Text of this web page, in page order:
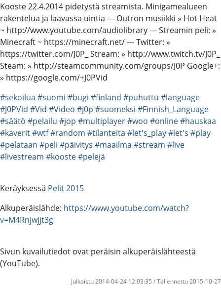
Kooste 22.4.2014 pidetystä streamista. Minigamealueen
rakentelua ja laavassa uintia --- Outron musiikki » Hot Heat
~ http://www.youtube.com/audiolibrary --- Streamin peli: »
Minecraft ~ https://minecraft.net/ --- Twitter: »
https://twitter.com/J0P_ Stream: » http://www.twitch.tv/J0P_
Steam: » http://steamcommunity.com/groups/J0P Google+:
» https://google.com/+J0PVid
#sekoilua #suomi #bugi #finland #puhuttu #language
#J0PVid #Vid #Video #j0p #suomeksi #Finnish_Language
#säätö #pelailu #jop #multiplayer#woo #online#hauskaa
#kaverit#wtf#random #tilanteita #let's_play#let's #play
#pelataan #peli #päivitys #maailma #stream #live
#livestream #kooste#pelejä
Keräyksessä Pelit 2015
Alkuperäislähde: https://www.youtube.com/watch?
v=M4Rnjwjjt3g
Sivun kuvailutiedot ovat peräisin alkuperäislähteestä
(YouTube).
Julkaistu 2014-04-24 12:03:35 / Tallennettu 2015-10-27